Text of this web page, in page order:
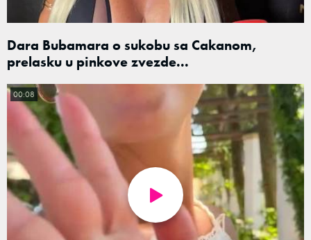
Dara Bubamara o sukobu sa Cakanom,
prelasku u pinkove zvezde...
00:08